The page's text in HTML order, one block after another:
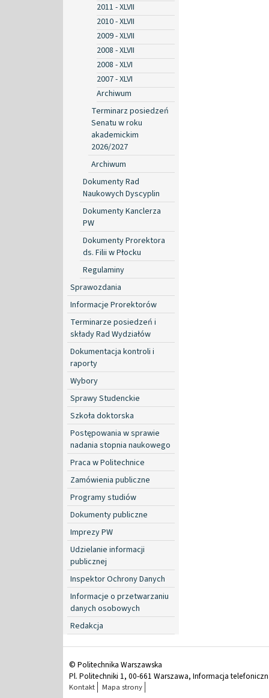
2011 - XLVII
2010 - XLVII
2009 - XLVII
2008 - XLVII
2008 - XLVI
2007 - XLVI
Archiwum
Terminarz posiedzeń
Senatu w roku
akademickim
2026/2027
Archiwum
Dokumenty Rad
Naukowych Dyscyplin
Dokumenty Kanclerza
PW
Dokumenty Prorektora
ds. Filii w Płocku
Regulaminy
Sprawozdania
Informacje Prorektorów
Terminarze posiedzeń i
składy Rad Wydziałów
Dokumentacja kontroli i
raporty
Wybory
Sprawy Studenckie
Szkoła doktorska
Postępowania w sprawie
nadania stopnia naukowego
Praca w Politechnice
Zamówienia publiczne
Programy studiów
Dokumenty publiczne
Imprezy PW
Udzielanie informacji
publicznej
Inspektor Ochrony Danych
Informacje o przetwarzaniu
danych osobowych
Redakcja
© Politechnika Warszawska
Pl. Politechniki 1, 00-661 Warszawa, Informacja
Kontakt Mapa strony